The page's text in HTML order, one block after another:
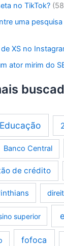
no TikTok?
uma
XS no
ator mirim do
Banco Central
de crédito
superior
fofoca